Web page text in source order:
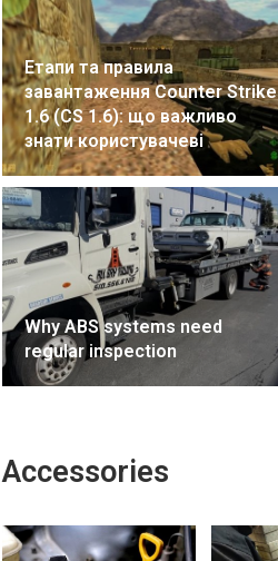
Етапи та правила
завантаження Counter Strike
1.6 (CS 1.6): що важливо
знати користувачеві
Why ABS systems need
regular inspection
Accessories